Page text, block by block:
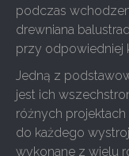
podczas
drewniana
przy odpowiedniej
Jedną z
jest ich
różnych
do każdego
wykonane z wielu